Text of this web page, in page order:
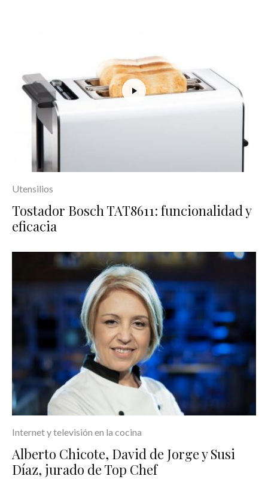
Utensilios
Tostador Bosch TAT8611: funcionalidad y
eficacia
Internet y televisión en la cocina
Alberto Chicote, David de Jorge y Susi
Díaz, jurado de Top Chef